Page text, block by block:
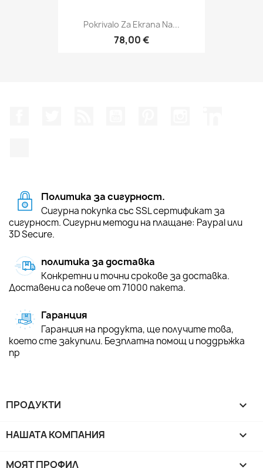
Pokrivalo Za Ekrana Na...
78,00 €
Политика за сигурност.
Сигурна покупка със SSL сертификат за
сигурност. Сигурни методи на плащане: Paypal или
3D Secure.
политика за доставка
Конкретни и точни срокове за доставка.
Доставени са повече от 71000 пакета.
Гаранция
Гаранция на продукта, ще получите това,
което сте закупили. Безплатна помощ и поддръжка
пр
ПРОДУКТИ 
НАШАТА КОМПАНИЯ 
МОЯТ ПРОФИЛ